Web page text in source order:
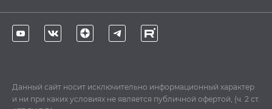
Данный сайт носит исключительно информационный характер
и ни при каких условиях не является публичной офертой, (ч. 2 ст.